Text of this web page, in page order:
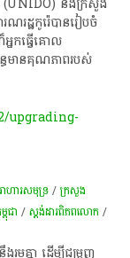
រដ្ឋកូរ៉េបានរៀបចំ
នកធ្វើគោល
ន្ធមានគុណភាពរបស់
upgrading-
ហារ​សមុទ្រ​ /ក្រសួង
ជា​ /ស្តង់ដារ​​ពិភពលោក /
រួមគ្នា ដើម្បីជម្រុញ